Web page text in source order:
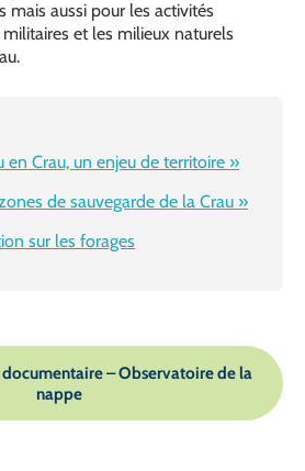
aussi pour les activités
et les milieux naturels
en Crau, un enjeu de territoire »
de sauvegarde de la Crau »
sur les forages
documentaire – Observatoire de la
nappe